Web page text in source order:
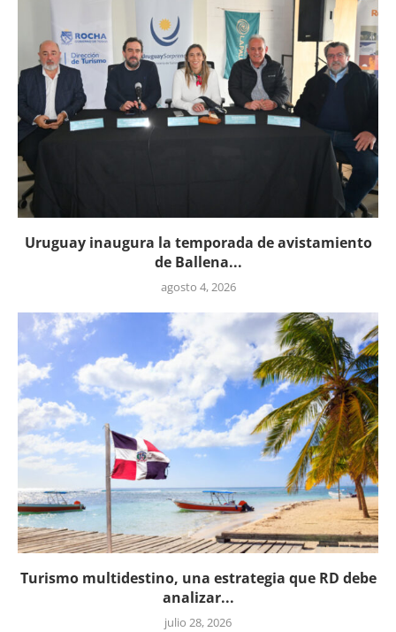
Uruguay inaugura la temporada de avistamiento
de Ballena...
agosto 4, 2026
Turismo multidestino, una estrategia que RD debe
analizar...
julio 28, 2026